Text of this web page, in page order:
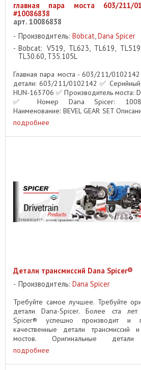
главная пара моста 603/211/
#10086838
арт. 10086838
Производитель: Bobcat,Dana Spicer
Bobcat: V519, TL623, TL619,
TL30.60, T35.105L
Главная пара моста - 603/211/
детали: 603/211/0102142 ✅
HUN-163706 ✅ Производитель моста:
✅ Номер Dana Spicer:
Наименование: BEVEL GEAR SET
пара моста 603/211/0102142 ...
подробнее
Детали трансмиссий Dana Spicer®
Производитель: Dana Spicer
Требуйте самое лучшее. Требуйте
детали Dana-Spicer. Более ста лет
Spicer® успешно производит и
качественные детали трансмиссий
мостов. Оригинальные
производятся по тем же высочайшим ...
подробнее